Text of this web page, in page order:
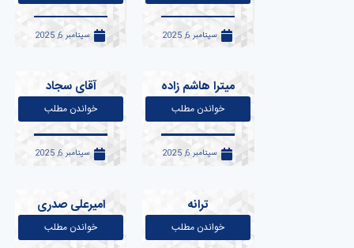
سپتامبر 6, 2025
میترا هاشم زاده
خواندن مطلب
آقای سجاد
خواندن مطلب
خواندن مطلب
امیرعلی صدری
خواندن مطلب